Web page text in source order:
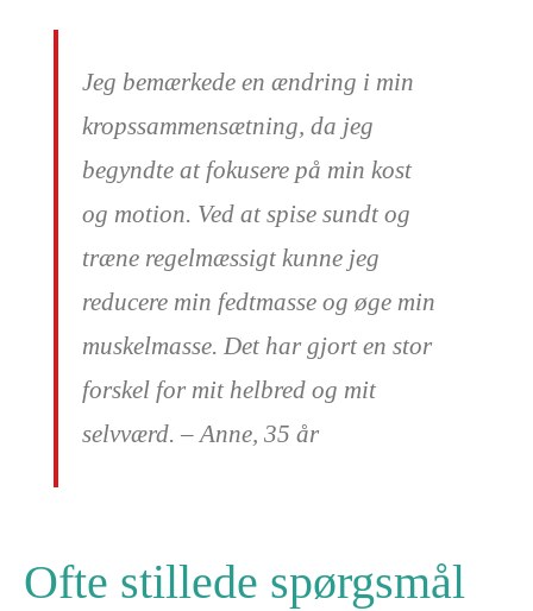
Jeg bemærkede en ændring i min
kropssammensætning, da jeg
begyndte at fokusere på min kost
og motion. Ved at spise sundt og
træne regelmæssigt kunne jeg
reducere min fedtmasse og øge min
muskelmasse. Det har gjort en stor
forskel for mit helbred og mit
selvværd. – Anne, 35 år
Ofte stillede spørgsmål